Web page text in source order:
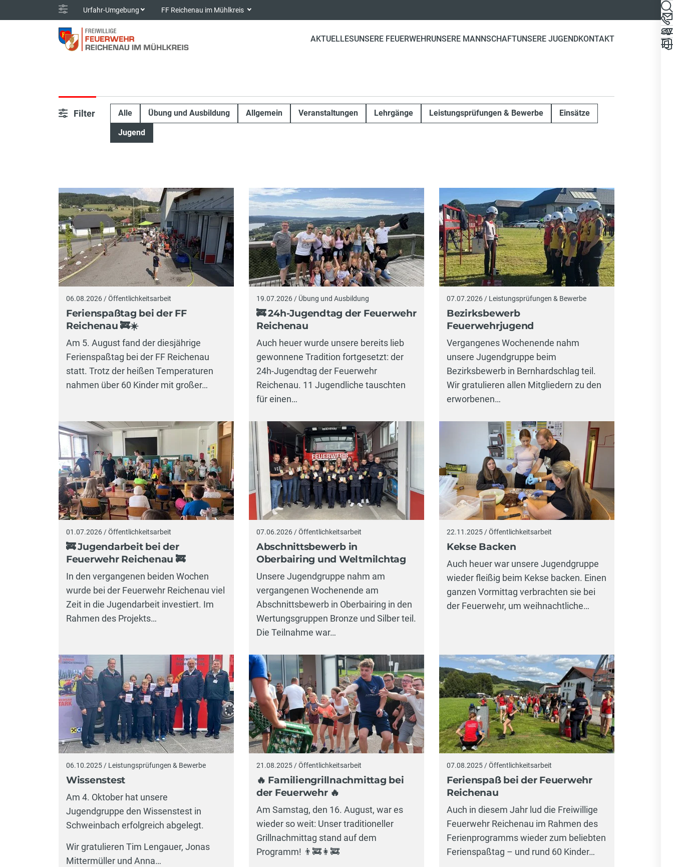
Urfahr-Umgebung FF Reichenau im Mühlkreis
AKTUELLESUNSERE FEUERWEHRUNSERE MANNSCHAFTUNSERE JUGENDKONTAKT
Filter Alle Übung und Ausbildung Allgemein Veranstaltungen Lehrgänge Leistungsprüfungen & Bewerbe Einsätze
Jugend
06.08.2026 / Öffentlichkeitsarbeit
Ferienspaßtag bei der FF
Reichenau 🚒☀️
Am 5. August fand der diesjährige
Ferienspaßtag bei der FF Reichenau
statt. Trotz der heißen Temperaturen
nahmen über 60 Kinder mit großer…
19.07.2026 / Übung und Ausbildung
🚒 24h-Jugendtag der Feuerwehr
Reichenau
Auch heuer wurde unsere bereits lieb
gewonnene Tradition fortgesetzt: der
24h-Jugendtag der Feuerwehr
Reichenau. 11 Jugendliche tauschten
für einen…
07.07.2026 / Leistungsprüfungen & Bewerbe
Bezirksbewerb
Feuerwehrjugend
Vergangenes Wochenende nahm
unsere Jugendgruppe beim
Bezirksbewerb in Bernhardschlag teil.
Wir gratulieren allen Mitgliedern zu den
erworbenen…
01.07.2026 / Öffentlichkeitsarbeit
🚒 Jugendarbeit bei der
Feuerwehr Reichenau 🚒
In den vergangenen beiden Wochen
wurde bei der Feuerwehr Reichenau viel
Zeit in die Jugendarbeit investiert. Im
Rahmen des Projekts…
07.06.2026 / Öffentlichkeitsarbeit
Abschnittsbewerb in
Oberbairing und Weltmilchtag
Unsere Jugendgruppe nahm am
vergangenen Wochenende am
Abschnittsbewerb in Oberbairing in den
Wertungsgruppen Bronze und Silber teil.
Die Teilnahme war…
22.11.2025 / Öffentlichkeitsarbeit
Kekse Backen
Auch heuer war unsere Jugendgruppe
wieder fleißig beim Kekse backen. Einen
ganzen Vormittag verbrachten sie bei
der Feuerwehr, um weihnachtliche…
06.10.2025 / Leistungsprüfungen & Bewerbe
Wissenstest
Am 4. Oktober hat unsere
Jugendgruppe den Wissenstest in
Schweinbach erfolgreich abgelegt.
Wir gratulieren Tim Lengauer, Jonas
Mittermüller und Anna…
21.08.2025 / Öffentlichkeitsarbeit
🔥 Familiengrillnachmittag bei
der Feuerwehr 🔥
Am Samstag, den 16. August, war es
wieder so weit: Unser traditioneller
Grillnachmittag stand auf dem
Programm! 👨‍🚒👩‍🚒
07.08.2025 / Öffentlichkeitsarbeit
Ferienspaß bei der Feuerwehr
Reichenau
Auch in diesem Jahr lud die Freiwillige
Feuerwehr Reichenau im Rahmen des
Ferienprogramms wieder zum beliebten
Ferienspaßtag – und rund 60 Kinder…